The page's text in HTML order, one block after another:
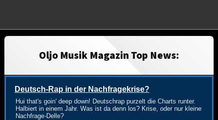
Oljo Musik Magazin Top News:
Deutsch-Rap in der Nachfragekrise?
Hui that's goin' deep down! Deutschrap purzelt die Charts runter.
Halbiert in einem Jahr. Was ist da denn los? Krise, oder nur kleine
Nachfrage-Delle?